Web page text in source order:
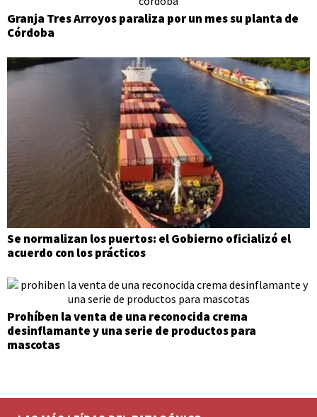
Granja Tres Arroyos paraliza por un mes su planta de
Córdoba
Se normalizan los puertos: el Gobierno oficializó el
acuerdo con los prácticos
Prohíben la venta de una reconocida crema
desinflamante y una serie de productos para
mascotas